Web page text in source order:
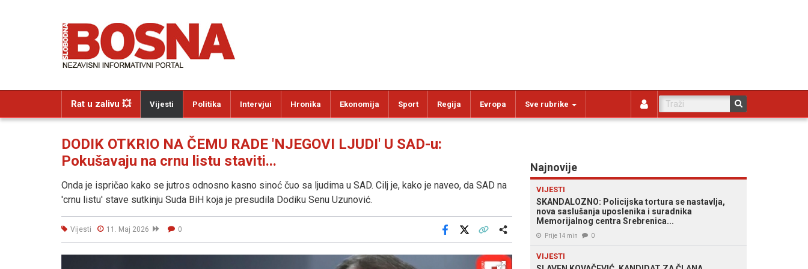
Rat u zalivu 💥 Vijesti Politika Intervjui Hronika Ekonomija Sport Regija Evropa Sve rubrike
DODIK OTKRIO NA ČEMU RADE 'NJEGOVI LJUDI' U SAD-u:
Pokušavaju na crnu listu staviti...
Onda je ispričao kako se jutros odnosno kasno sinoć čuo sa ljudima u SAD. Cilj je, kako je naveo, da SAD na
'crnu listu' stave sutkinju Suda BiH koja je presudila Dodiku Senu Uzunović.
Vijesti 11. Maj 2026 0
Facebook
Najnovije
VIJESTI
SKANDALOZNO: Policijska tortura se nastavlja,
nova saslušanja uposlenika i suradnika
Memorijalnog centra Srebrenica...
Prije 14 min 0
VIJESTI